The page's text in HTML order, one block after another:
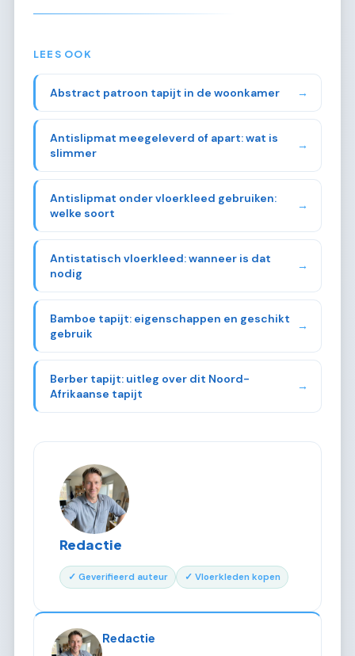
LEES OOK
Abstract patroon tapijt in de woonkamer →
Antislipmat meegeleverd of apart: wat is
slimmer
→
Antislipmat onder vloerkleed gebruiken:
welke soort
→
Antistatisch vloerkleed: wanneer is dat
nodig
→
Bamboe tapijt: eigenschappen en geschikt
gebruik
→
Berber tapijt: uitleg over dit Noord-
Afrikaanse tapijt
→
Redactie
✓ Geverifieerd auteur ✓ Vloerkleden kopen
Redactie